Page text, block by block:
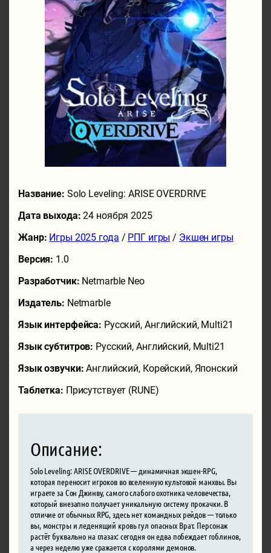
Название: Solo Leveling: ARISE OVERDRIVE
Дата выхода:24 ноября 2025
Жанр: Игры 2025 года / РПГ игры / Экшен игры
Версия: 1.0
Разработчик: Netmarble Neo
Издатель: Netmarble
Язык интерфейса: Русский, Английский, Multi21
Язык субтитров: Русский, Английский, Multi21
Язык озвучки:Английский, Корейский, Японский
Таблетка: Присутствует (RUNE)
Описание:
Solo Leveling: ARISE OVERDRIVE — динамичная экшен-RPG,
которая переносит игроков во вселенную культовой манхвы. Вы
играете за Сон Джинву, самого слабого охотника человечества,
который внезапно получает уникальную систему прокачки. В
отличие от обычных RPG, здесь нет командных рейдов — только
вы, монстры и леденящий кровь гул опасных Врат. Персонаж
растёт буквально на глазах: сегодня он едва побеждает гоблинов,
а через неделю уже сражается с королями демонов.